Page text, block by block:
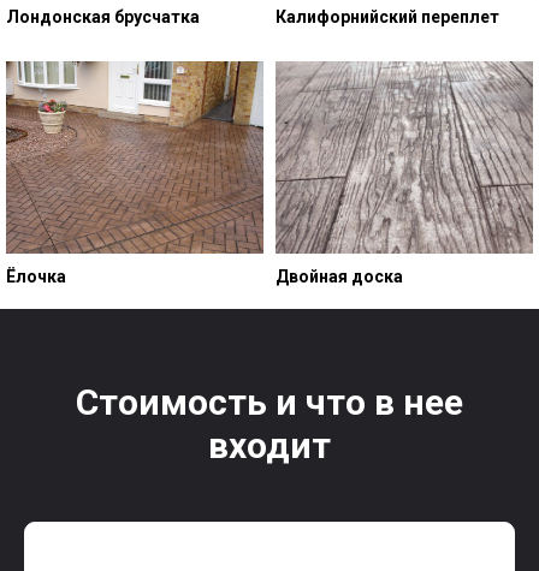
Лондонская брусчатка Калифорнийский переплет
Ёлочка Двойная доска
Стоимость и что в нее
входит